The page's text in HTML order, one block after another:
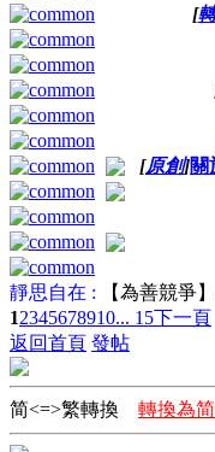
[
[原創]關
靜思自在 :
【為善競爭
12345678910... 15下一頁
返回首頁 發帖
简<=>繁轉換 轉換為